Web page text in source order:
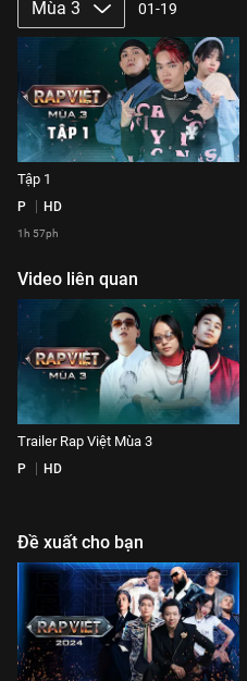
Mùa 3 01-19
Tập 1
P HD
1h 57ph
Video liên quan
Trailer Rap Việt Mùa 3
P HD
Đề xuất cho bạn